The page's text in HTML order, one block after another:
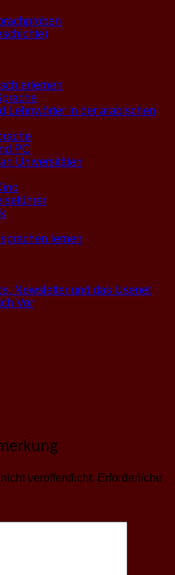
erlernen
Lehnwörter in der arabischen
PC
Universitäten
lernen
Newsletter und das Usenet
Vor
veröffentlicht. Erforderliche